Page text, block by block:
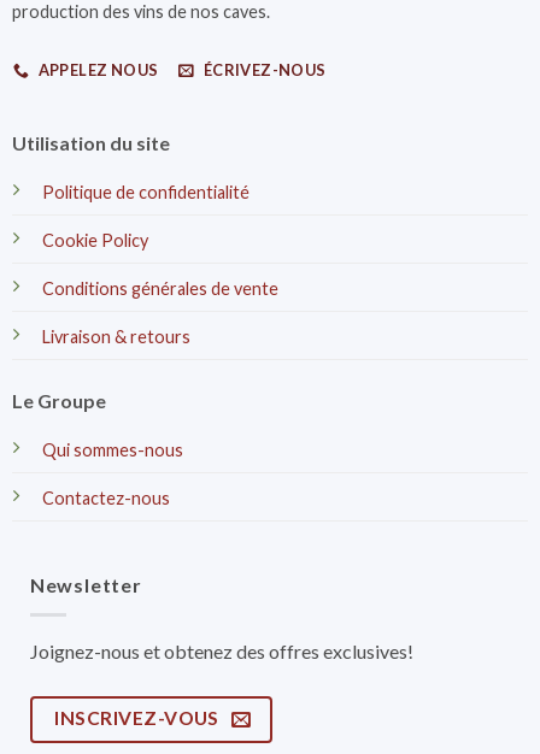
production des vins de nos caves.
APPELEZ NOUS ÉCRIVEZ-NOUS
Utilisation du site
Politique de confidentialité
Cookie Policy
Conditions générales de vente
Livraison & retours
Le Groupe
Qui sommes-nous
Contactez-nous
Newsletter
Joignez-nous et obtenez des offres exclusives!
INSCRIVEZ-VOUS